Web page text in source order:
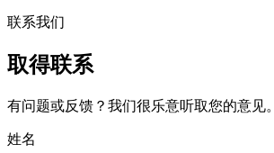
联系我们
取得联系
有问题或反馈？我们很乐意听取您的意见。
姓名